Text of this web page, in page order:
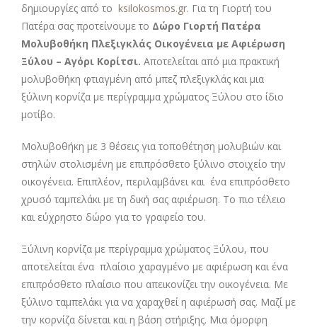
δημιουργίες από το ksilokosmos.gr. Για τη Γιορτή του
Πατέρα σας προτείνουμε το Δώρο Γιορτή Πατέρα
Μολυβοθήκη Πλεξιγκλάς Οικογένεια με Αφιέρωση
Ξύλου – Αγόρι Κορίτσι. Αποτελείται από μια πρακτική
μολυβοθήκη φτιαγμένη από μπεζ πλεξιγκλάς και μια
ξύλινη κορνίζα με περίγραμμα χρώματος Ξύλου στο ίδιο
μοτίβο.
Μολυβοθήκη με 3 θέσεις για τοποθέτηση μολυβιών και
στηλών στολισμένη με επιπρόσθετο ξύλινο στοιχείο την
οικογένεια. Επιπλέον, περιλαμβάνει και ένα επιπρόσθετο
χρυσό ταμπελάκι με τη δική σας αφιέρωση. Το πιο τέλειο
και εύχρηστο δώρο για το γραφείο του.
Ξύλινη κορνίζα με περίγραμμα χρώματος Ξύλου, που
αποτελείται ένα πλαίσιο χαραγμένο με αφιέρωση και ένα
επιπρόσθετο πλαίσιο που απεικονίζει την οικογένεια. Με
ξύλινο ταμπελάκι για να χαραχθεί η αφιέρωσή σας. Μαζί με
την κορνίζα δίνεται και η βάση στήριξης. Μια όμορφη